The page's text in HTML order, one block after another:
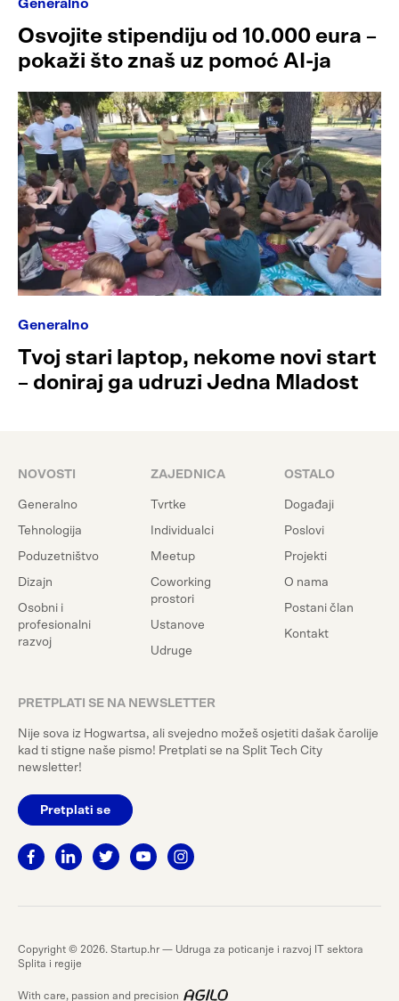
Generalno
Osvojite stipendiju od 10.000 eura –
pokaži što znaš uz pomoć AI-ja
Generalno
Tvoj stari laptop, nekome novi start
– doniraj ga udruzi Jedna Mladost
NOVOSTI
Generalno
Tehnologija
Poduzetništvo
Dizajn
Osobni i
profesionalni
razvoj
ZAJEDNICA
Tvrtke
Individualci
Meetup
Coworking
prostori
Ustanove
Udruge
OSTALO
Događaji
Poslovi
Projekti
O nama
Postani član
Kontakt
PRETPLATI SE NA NEWSLETTER
Nije sova iz Hogwartsa, ali svejedno možeš osjetiti dašak čarolije
kad ti stigne naše pismo! Pretplati se na Split Tech City
newsletter!
Pretplati se
Copyright © 2026. Startup.hr — Udruga za poticanje i razvoj IT sektora
Splita i regije
With care, passion and precision